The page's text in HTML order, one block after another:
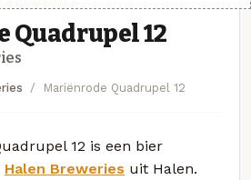
Quadrupel 12
Mariënrode Quadrupel 12
12 is een bier
Halen Breweries uit Halen.